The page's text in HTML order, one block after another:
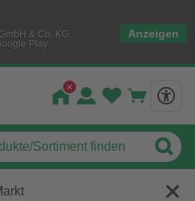
& Co. KG
Play
Anzeigen